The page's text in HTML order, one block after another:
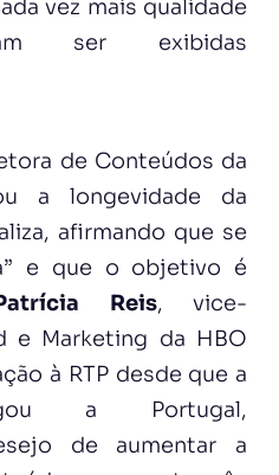
vez mais qualidade
ser exibidas
de Conteúdos da
a longevidade da
afirmando que se
e que o objetivo é
Reis, vice-
e Marketing da HBO
à RTP desde que a
a Portugal,
de aumentar a